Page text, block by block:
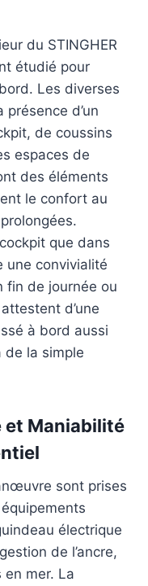
du STINGHER
étudié pour
Les diverses
d’un
de coussins
espaces de
des éléments
le confort au
que dans
une convivialité
fin de journée ou
d’une
à bord aussi
de la simple
et Maniabilité
sont prises
électrique
de l’ancre,
mer. La